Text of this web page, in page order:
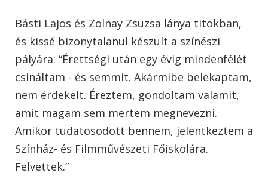
Básti Lajos és Zolnay Zsuzsa lánya titokban,
és kissé bizonytalanul készült a színészi
pályára: “Érettségi után egy évig mindenfélét
csináltam - és semmit. Akármibe belekaptam,
nem érdekelt. Éreztem, gondoltam valamit,
amit magam sem mertem megnevezni.
Amikor tudatosodott bennem, jelentkeztem a
Színház- és Filmművészeti Főiskolára.
Felvettek.”